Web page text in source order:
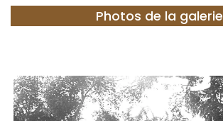
Photos de la galerie